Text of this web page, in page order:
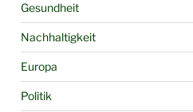
Gesundheit
Nachhaltigkeit
Europa
Politik